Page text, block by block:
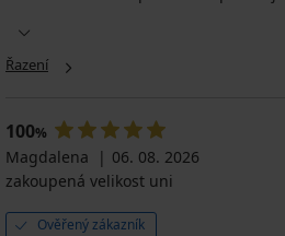
Řazení
100%
Magdalena
06. 08. 2026
zakoupená velikost uni
Ověřený zákazník